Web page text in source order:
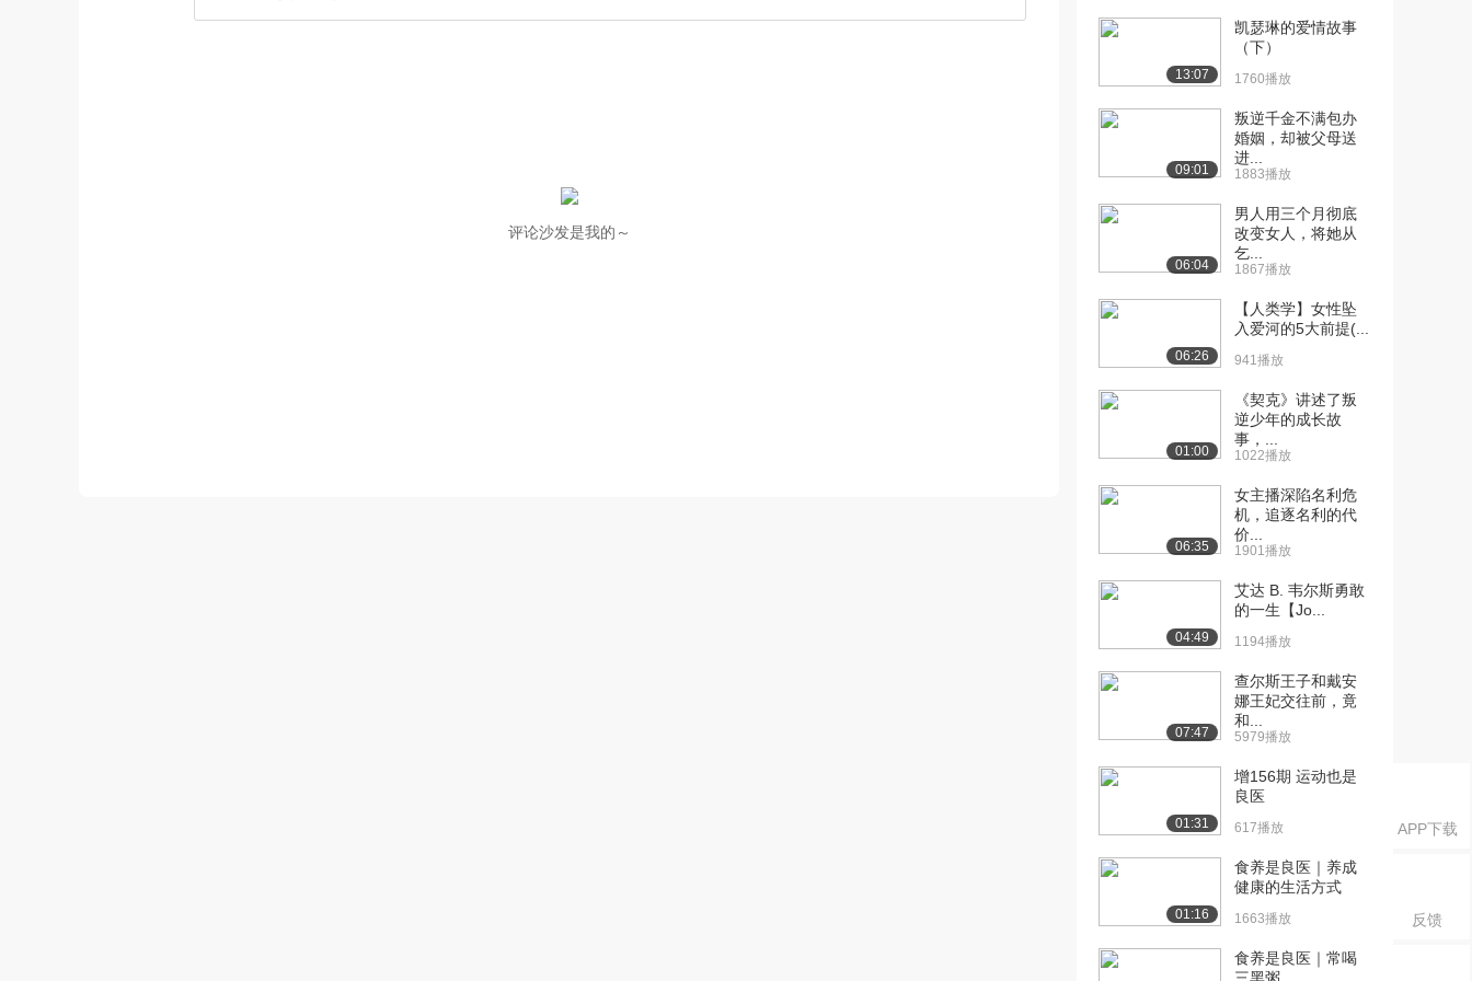
APP下载
反馈
评论沙发是我的～
[10] 那些离奇的医疗事
件：金枪鱼刺穿大腿...
12:04
[11] 自律又克制、好胜又
09:49
[12] 和鱼对话的死亡艺
术，一条鱼竟让他死...
10:34
[13] 想要收获理想情侣关
系，鲜花和巧克力...
11:01
[14] 老人谈恋爱，是什么
感觉？60岁医生...
觉，延迟检查丢了...
[16] 生病找不到病因，结
果竟是慢性杀手“...
[17] 自闭症天才医生的爱
情，亲吻必须关电...
2.7万播放
[18] 每一个医生的手术进
2.6万播放
[19] 人生的第一台手术，
2.5万播放
[20] 自闭症患者的做爱请
2.6万播放
13:07
凯瑟琳的爱情故事
（下）
1760播放
09:01
叛逆千金不满包办
婚姻，却被父母送
进...
1883播放
06:04
男人用三个月彻底
改变女人，将她从
乞...
1867播放
06:26
【人类学】女性坠
入爱河的5大前提(...
941播放
01:00
《契克》讲述了叛
逆少年的成长故
事，...
1022播放
06:35
女主播深陷名利危
机，追逐名利的代
价...
1901播放
04:49
艾达 B. 韦尔斯勇敢
的一生【Jo...
1194播放
07:47
查尔斯王子和戴安
娜王妃交往前，竟
和...
5979播放
01:31
增156期 运动也是
良医
617播放
01:16
食养是良医｜养成
健康的生活方式
1663播放
食养是良医｜常喝